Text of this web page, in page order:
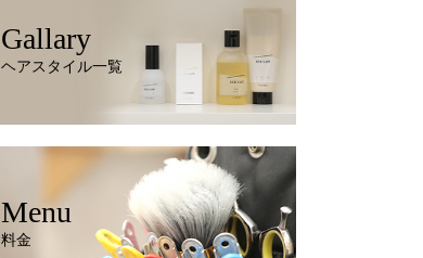
Gallary
ヘアスタイル一覧
Menu
料金